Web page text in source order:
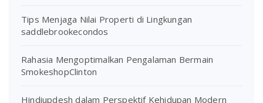
Tips Menjaga Nilai Properti di Lingkungan
saddlebrookecondos
Rahasia Mengoptimalkan Pengalaman Bermain
SmokeshopClinton
Hindiupdesh dalam Perspektif Kehidupan Modern